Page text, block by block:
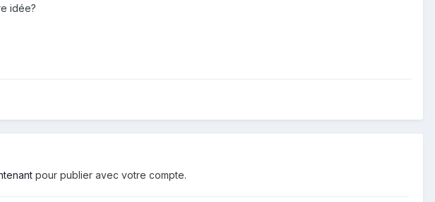
idée?
pour publier avec votre compte.